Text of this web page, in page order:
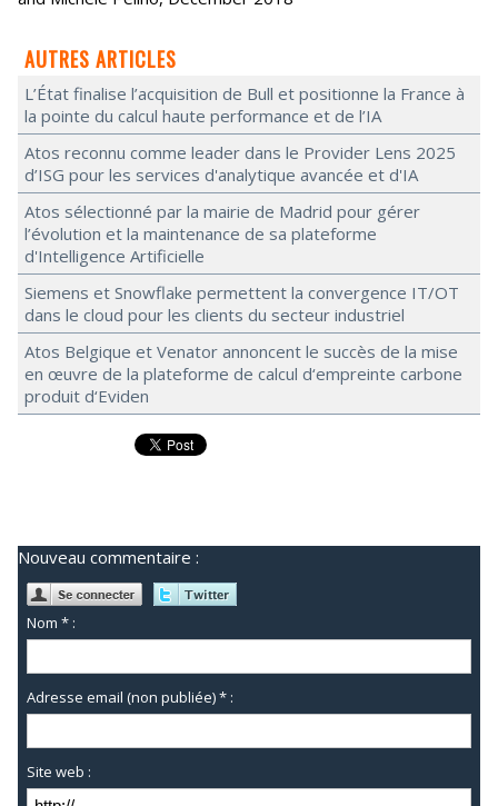
AUTRES ARTICLES
L’État finalise l’acquisition de Bull et positionne la France à
la pointe du calcul haute performance et de l’IA
Atos reconnu comme leader dans le Provider Lens 2025
d’ISG pour les services d'analytique avancée et d'IA
Atos sélectionné par la mairie de Madrid pour gérer
l’évolution et la maintenance de sa plateforme
d'Intelligence Artificielle
Siemens et Snowflake permettent la convergence IT/OT
dans le cloud pour les clients du secteur industriel
Atos Belgique et Venator annoncent le succès de la mise
en œuvre de la plateforme de calcul d‘empreinte carbone
produit d‘Eviden
Nouveau commentaire :
Nom * :
Adresse email (non publiée) * :
Site web :